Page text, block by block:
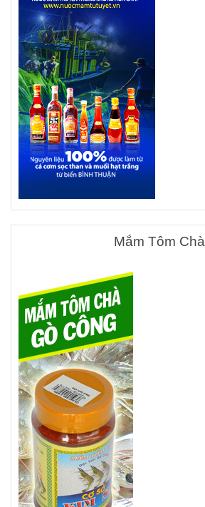
Mắm Tôm Chà